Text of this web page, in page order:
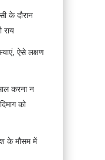
के दौरान
राय
ऐसे लक्षण
करना न
को
के मौसम में